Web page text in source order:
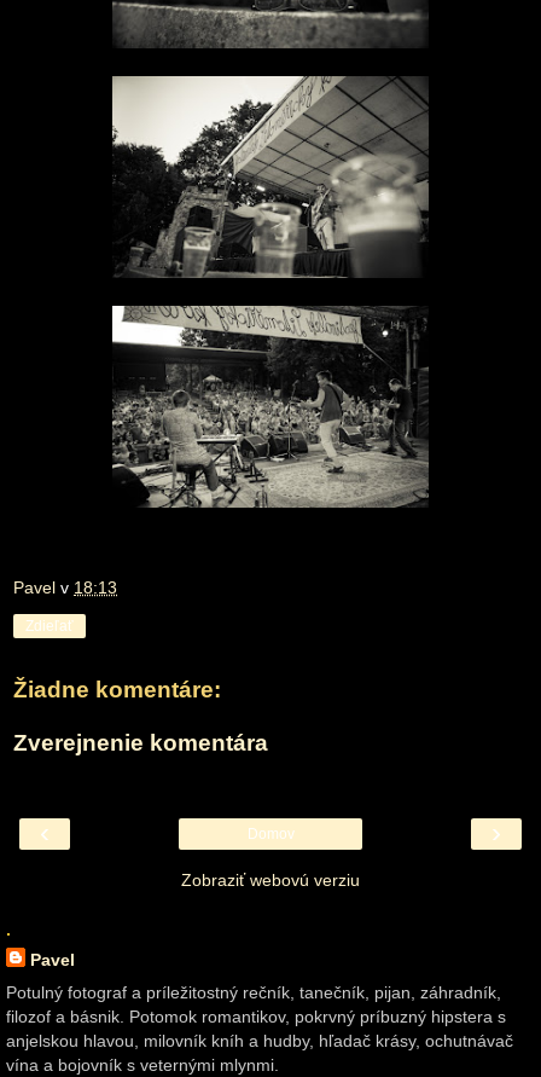
Pavel v 18:13
Zdieľať
Žiadne komentáre:
Zverejnenie komentára
‹ ›
Domov
Zobraziť webovú verziu
.
Pavel
Potulný fotograf a príležitostný rečník, tanečník, pijan, záhradník,
filozof a básnik. Potomok romantikov, pokrvný príbuzný hipstera s
anjelskou hlavou, milovník kníh a hudby, hľadač krásy, ochutnávač
vína a bojovník s veternými mlynmi.